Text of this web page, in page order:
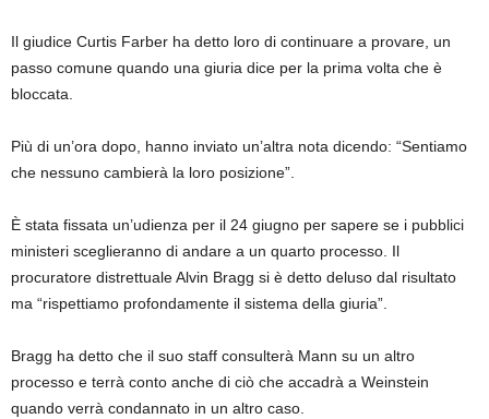
Il giudice Curtis Farber ha detto loro di continuare a provare, un
passo comune quando una giuria dice per la prima volta che è
bloccata.
Più di un’ora dopo, hanno inviato un’altra nota dicendo: “Sentiamo
che nessuno cambierà la loro posizione”.
È stata fissata un’udienza per il 24 giugno per sapere se i pubblici
ministeri sceglieranno di andare a un quarto processo. Il
procuratore distrettuale Alvin Bragg si è detto deluso dal risultato
ma “rispettiamo profondamente il sistema della giuria”.
Bragg ha detto che il suo staff consulterà Mann su un altro
processo e terrà conto anche di ciò che accadrà a Weinstein
quando verrà condannato in un altro caso.